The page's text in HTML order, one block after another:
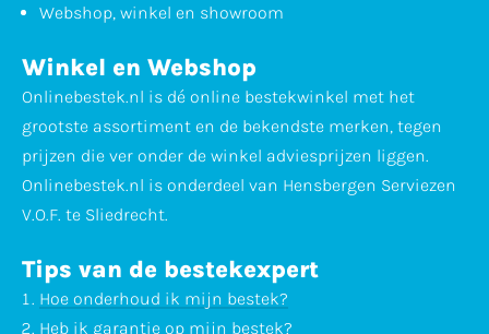
Webshop, winkel en showroom
Winkel en Webshop
Onlinebestek.nl is dé online bestekwinkel met het
grootste assortiment en de bekendste merken, tegen
prijzen die ver onder de winkel adviesprijzen liggen.
Onlinebestek.nl is onderdeel van Hensbergen Serviezen
V.O.F. te Sliedrecht.
Tips van de bestekexpert
Hoe onderhoud ik mijn bestek?
Heb ik garantie op mijn bestek?